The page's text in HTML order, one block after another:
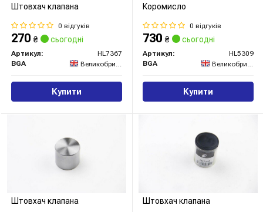
Штовхач клапана
0 відгуків
270 ₴ сьогодні
Артикул:
HL7367
BGA
Великобританія
Купити
Коромисло
0 відгуків
730 ₴ сьогодні
Артикул:
HL5309
BGA
Великобританія
Купити
Штовхач клапана Штовхач клапана